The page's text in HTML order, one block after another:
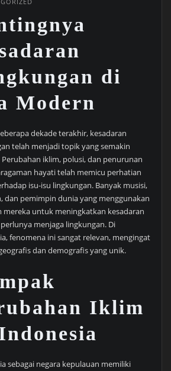
di
Modern
dekade terakhir, kesadaran
telah menjadi topik yang semakin
iklim, polusi, dan penurunan
hayati telah memicu perhatian
isu-isu lingkungan. Banyak musisi,
dan pemimpin dunia yang menggunakan
mereka untuk meningkatkan kesadaran
menjaga lingkungan. Di
fenomena ini sangat relevan, mengingat
dan demografis yang unik.
Iklim
sebagai negara kepulauan memiliki